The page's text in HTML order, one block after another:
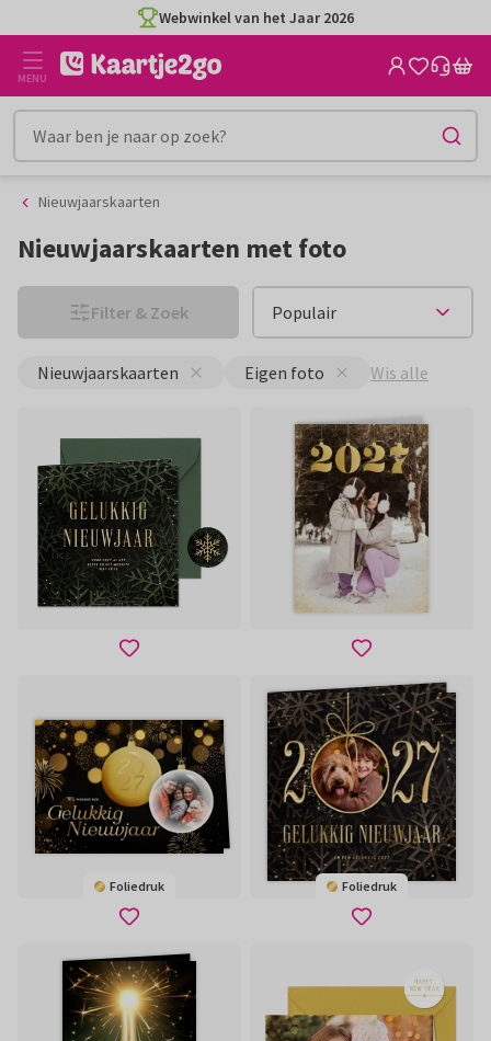
naar
inhoud
naar
het
filter
CO2-neutraal gedrukt
MENU
Nieuwjaarskaarten
Nieuwjaarskaarten met foto
Filter & Zoek
Nieuwjaarskaarten Eigen foto Wis alle
Foliedruk Foliedruk